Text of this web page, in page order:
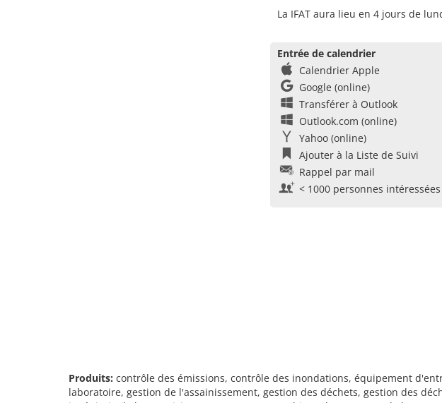
La IFAT aura lieu en 4 jours de
Entrée de calendrier
Calendrier Apple
Google (online)
Transférer à Outlook
Outlook.com (online)
Yahoo (online)
Ajouter à la Liste de Suivi
Rappel par mail
< 1000 personnes intéressées
Produits: contrôle des émissions, contrôle des inondations, équipement
laboratoire, gestion de l'assainissement, gestion des déchets, gestion des